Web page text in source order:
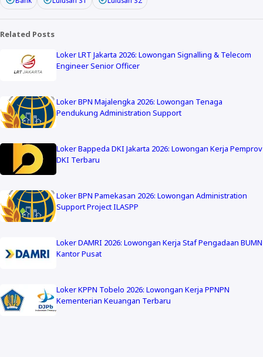
Related Posts
Loker LRT Jakarta 2026: Lowongan Signalling & Telecom
Engineer Senior Officer
Loker BPN Majalengka 2026: Lowongan Tenaga
Pendukung Administration Support
Loker Bappeda DKI Jakarta 2026: Lowongan Kerja Pemprov
DKI Terbaru
Loker BPN Pamekasan 2026: Lowongan Administration
Support Project ILASPP
Loker DAMRI 2026: Lowongan Kerja Staf Pengadaan BUMN
Kantor Pusat
Loker KPPN Tobelo 2026: Lowongan Kerja PPNPN
Kementerian Keuangan Terbaru